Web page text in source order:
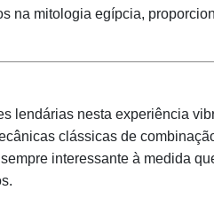
na mitologia egípcia,
lendárias nesta experiência
clássicas de
interessante à medida